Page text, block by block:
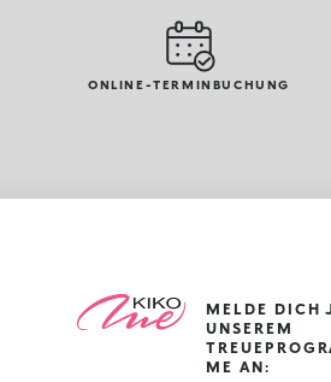
ONLINE-TERMINBUCHUNG
MELDE DICH
UNSEREM
ME AN: